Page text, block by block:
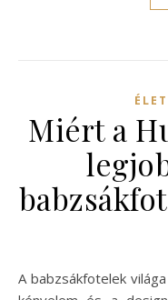
Miért a
A babzsákfotelek világa egyre népszerűbbé válik, hiszen a